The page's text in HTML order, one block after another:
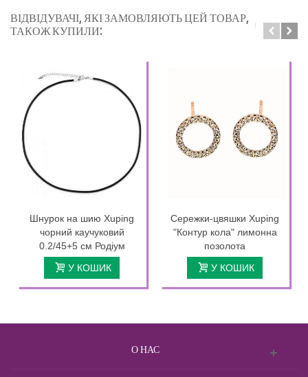
ВІДВІДУВАЧІ, ЯКІ ЗАМОВЛЯЮТЬ ЦЕЙ ТОВАР,
ТАКОЖ КУПИЛИ:
Шнурок на шию Xuping
чорний каучуковий
0.2/45+5 см Родіум
У КОШИК
Сережки-цвяшки Xuping
"Контур кола" лимонна
позолота
У КОШИК
О НАС